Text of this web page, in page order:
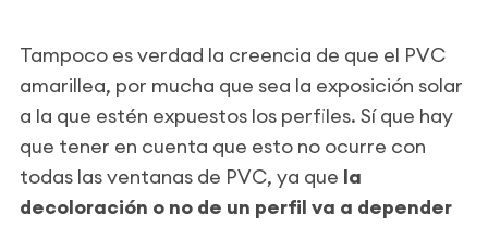
Tampoco es verdad la creencia de que el PVC
amarillea, por mucha que sea la exposición solar
a la que estén expuestos los perfiles. Sí que hay
que tener en cuenta que esto no ocurre con
todas las ventanas de PVC, ya que la
decoloración o no de un perfil va a depender